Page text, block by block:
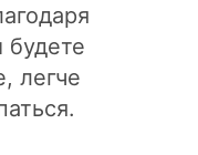
будете
легче